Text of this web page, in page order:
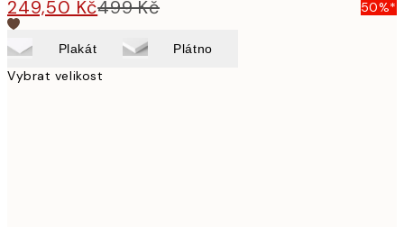
249,50 Kč499 Kč 50%*
Plakát Plátno
Vybrat velikost